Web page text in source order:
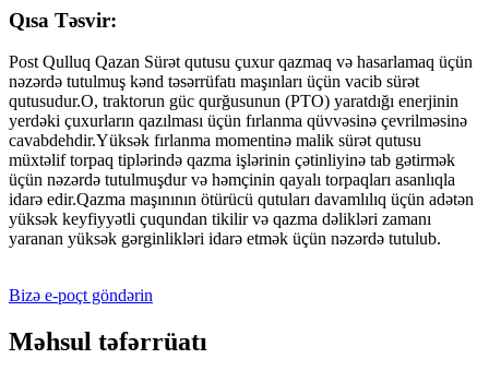
Qısa Təsvir:
Post Qulluq Qazan Sürət qutusu çuxur qazmaq və hasarlamaq üçün
nəzərdə tutulmuş kənd təsərrüfatı maşınları üçün vacib sürət
qutusudur.O, traktorun güc qurğusunun (PTO) yaratdığı enerjinin
yerdəki çuxurların qazılması üçün fırlanma qüvvəsinə çevrilməsinə
cavabdehdir.Yüksək fırlanma momentinə malik sürət qutusu
müxtəlif torpaq tiplərində qazma işlərinin çətinliyinə tab gətirmək
üçün nəzərdə tutulmuşdur və həmçinin qayalı torpaqları asanlıqla
idarə edir.Qazma maşınının ötürücü qutuları davamlılıq üçün adətən
yüksək keyfiyyətli çuqundan tikilir və qazma dəlikləri zamanı
yaranan yüksək gərginlikləri idarə etmək üçün nəzərdə tutulub.
Bizə e-poçt göndərin
Məhsul təfərrüatı